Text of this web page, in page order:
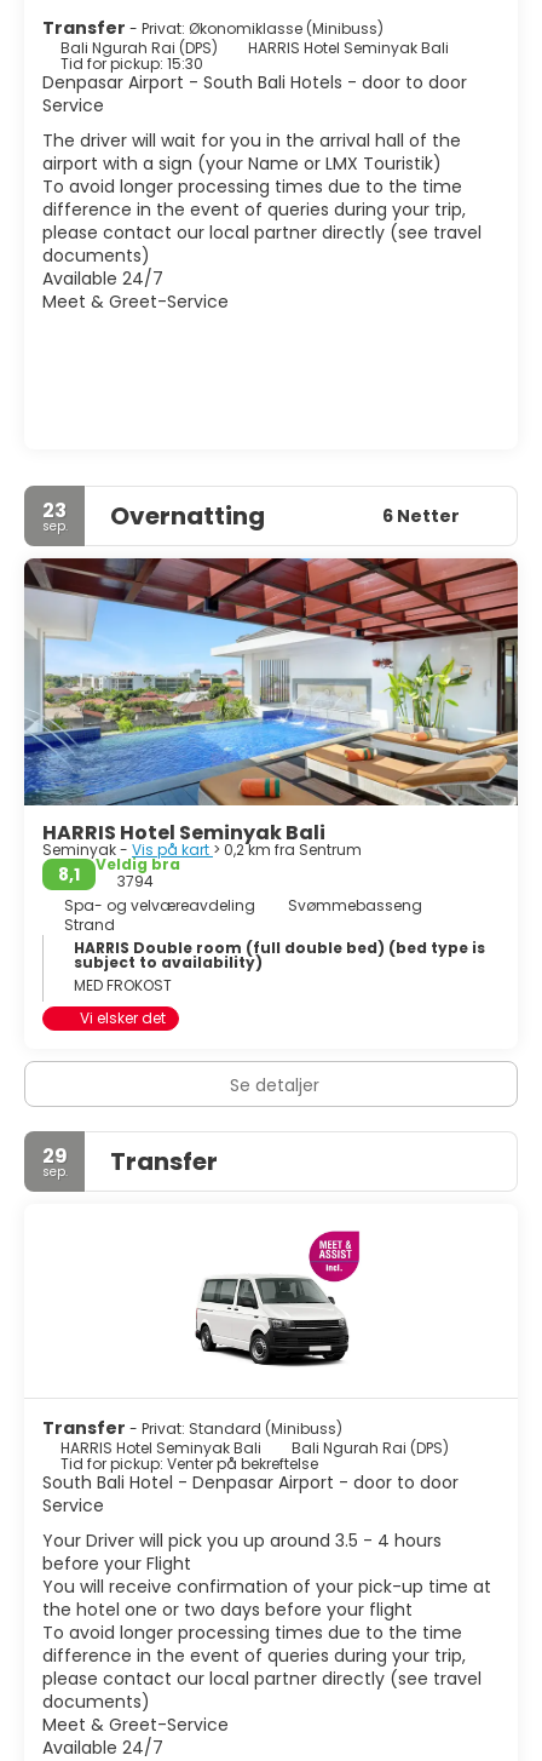
Selvfølgelig er livet til lokalbefolkningen kortere enn i
andre deler av øya, eller i det minste ikke så integrert, så
glem å finne et fint marked eller et tempel i hvert hjørne.
Transfer - Privat: Økonomiklasse (Minibuss)
Bali Ngurah Rai (DPS)
HARRIS Hotel Seminyak Bali
Tid for pickup: 15:30
Denpasar Airport - South Bali Hotels - door to door
Service
The driver will wait for you in the arrival hall of the
airport with a sign (your Name or LMX Touristik)
To avoid longer processing times due to the time
difference in the event of queries during your trip,
please contact our local partner directly (see travel
documents)
Available 24/7
Meet & Greet-Service
23
sep. Overnatting 6 Netter
HARRIS Hotel Seminyak Bali
Seminyak - Vis på kart > 0,2 km fra Sentrum
8,1
Veldig bra
3794
Spa- og velværeavdeling
Svømmebasseng
Strand
HARRIS Double room (full double bed) (bed type is
subject to availability)
MED FROKOST
Vi elsker det
Se detaljer
29
sep. Transfer
Transfer - Privat: Standard (Minibuss)
HARRIS Hotel Seminyak Bali
Bali Ngurah Rai (DPS)
Tid for pickup: Venter på bekreftelse
South Bali Hotel - Denpasar Airport - door to door
Service
Your Driver will pick you up around 3.5 - 4 hours
before your Flight
You will receive confirmation of your pick-up time at
the hotel one or two days before your flight
To avoid longer processing times due to the time
difference in the event of queries during your trip,
please contact our local partner directly (see travel
documents)
Meet & Greet-Service
Available 24/7